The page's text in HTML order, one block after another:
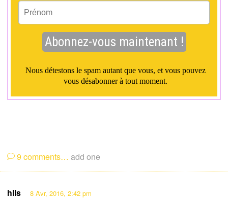
9 comments… add one
hlls 8 Avr, 2016, 2:42 pm